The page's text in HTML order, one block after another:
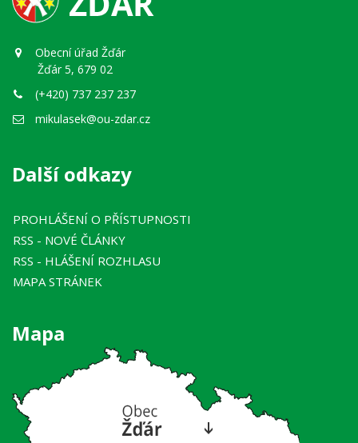
Obecní úřad Žďár
Žďár 5, 679 02
(+420) 737 237 237
mikulasek@ou-zdar.cz
Další odkazy
PROHLÁŠENÍ O PŘÍSTUPNOSTI
RSS - NOVÉ ČLÁNKY
RSS - HLÁŠENÍ ROZHLASU
MAPA STRÁNEK
Mapa